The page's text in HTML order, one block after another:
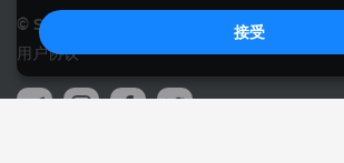
© Sanely 2017 – 2026
用户协议
接受